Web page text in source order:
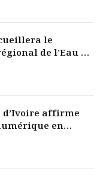
le
de l’Eau de
d’Ivoire affirme
en